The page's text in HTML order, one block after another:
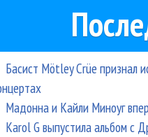
Басист Mötley Crüe признал
Мадонна и Кайли Миноуг
Karol G выпустила альбом с